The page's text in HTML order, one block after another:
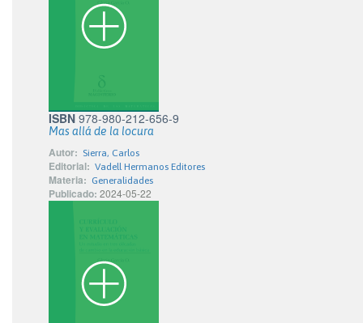
ISBN 978-980-212-656-9
Mas allá de la locura
Autor: Sierra, Carlos
Editorial: Vadell Hermanos Editores
Materia: Generalidades
Publicado: 2024-05-22